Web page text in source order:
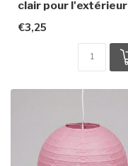
clair pour l'extérieur
€3,25